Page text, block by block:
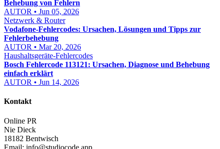
Behebung von Fehlern
AUTOR • Jun 05, 2026
Netzwerk & Router
Vodafone-Fehlercodes: Ursachen, Lösungen und Tipps zur
Fehlerbehebung
AUTOR • Mar 20, 2026
Haushaltsgeräte-Fehlercodes
Bosch Fehlercode 113121: Ursachen, Diagnose und Behebung
einfach erklärt
AUTOR • Jun 14, 2026
Kontakt
Online PR
Nie Dieck
18182 Bentwisch
Email: info@studiocode.app